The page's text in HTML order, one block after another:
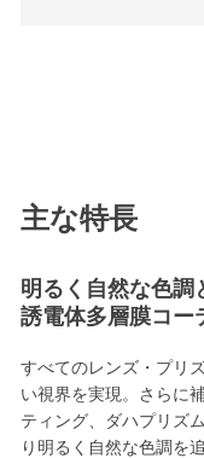
主な特長
明るく自然な色調
誘電体多層膜コー
すべてのレンズ・プリ
い視界を実現。さらに
ティング、ダハプリズ
り明るく自然な色調を